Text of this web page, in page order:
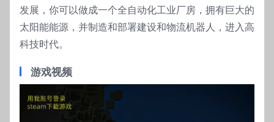
发展，你可以做成一个全自动化工业厂房，拥有巨大的
太阳能能源，并制造和部署建设和物流机器人，进入高
科技时代。
游戏视频